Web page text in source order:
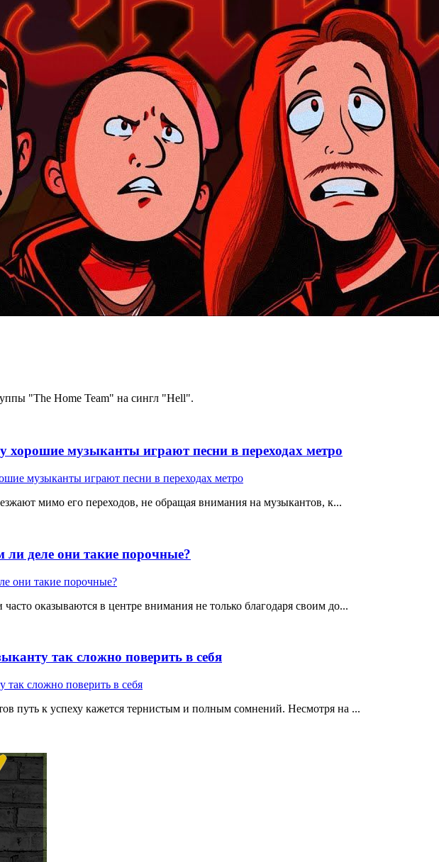
"The Home Team" на сингл "Hell".
хорошие музыканты играют песни в переходах метро
мимо его переходов, не обращая внимания на музыкантов, к...
деле они такие порочные?
оказываются в центре внимания не только благодаря своим до...
так сложно поверить в себя
путь к успеху кажется тернистым и полным сомнений. Несмотря на ...